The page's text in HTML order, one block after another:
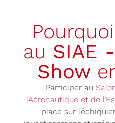
au SIAE
Show
Participer au
l’Aéronautique et de
place sur